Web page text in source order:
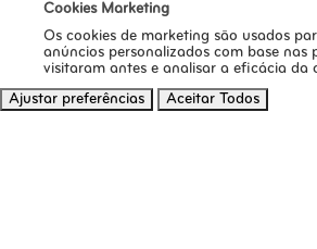
Cookies Marketing
Os cookies de marketing são usados
anúncios personalizados com base nas
visitaram antes e analisar a eficácia da
Ajustar preferências
Aceitar Todos